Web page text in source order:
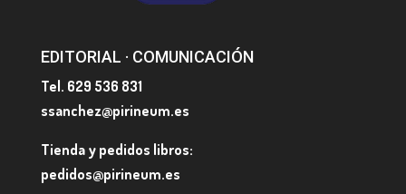
EDITORIAL · COMUNICACIÓN
Tel. 629 536 831
ssanchez@pirineum.es
Tienda y pedidos libros:
pedidos@pirineum.es